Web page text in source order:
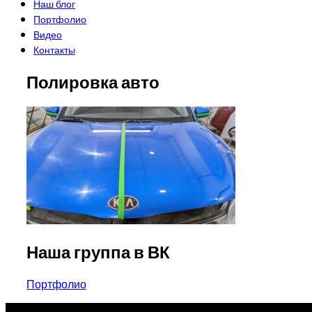
Наш блог
Портфолио
Видео
Контакты
Полировка авто
Наша группа в ВК
Навигация
Портфолио